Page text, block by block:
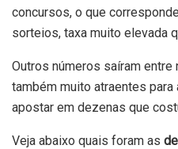
concursos, o que
sorteios, taxa muito elevada
Outros números saíram
também muito atraentes
apostar em dezenas que
Veja abaixo quais foram as